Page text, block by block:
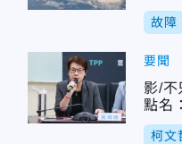
故障
要聞
影/不
點名
柯文